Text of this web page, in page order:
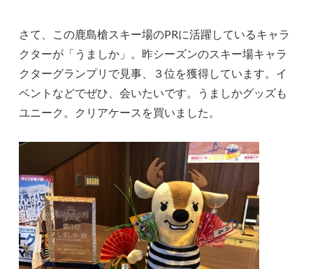
さて、この鹿島槍スキー場のPRに活躍しているキャラ
クターが「うましか」。昨シーズンのスキー場キャラ
クターグランプリで見事、３位を獲得しています。イ
ベントなどでぜひ、会いたいです。うましかグッズも
ユニーク。クリアケースを買いました。